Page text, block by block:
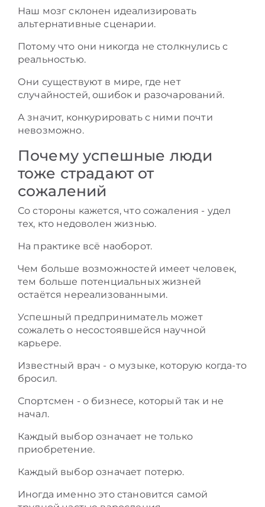
Наш мозг склонен идеализировать
альтернативные сценарии.
Потому что они никогда не столкнулись с
реальностью.
Они существуют в мире, где нет
случайностей, ошибок и разочарований.
А значит, конкурировать с ними почти
невозможно.
Почему успешные люди
тоже страдают от
сожалений
Со стороны кажется, что сожаления - удел
тех, кто недоволен жизнью.
На практике всё наоборот.
Чем больше возможностей имеет человек,
тем больше потенциальных жизней
остаётся нереализованными.
Успешный предприниматель может
сожалеть о несостоявшейся научной
карьере.
Известный врач - о музыке, которую когда-то
бросил.
Спортсмен - о бизнесе, который так и не
начал.
Каждый выбор означает не только
приобретение.
Каждый выбор означает потерю.
Иногда именно это становится самой